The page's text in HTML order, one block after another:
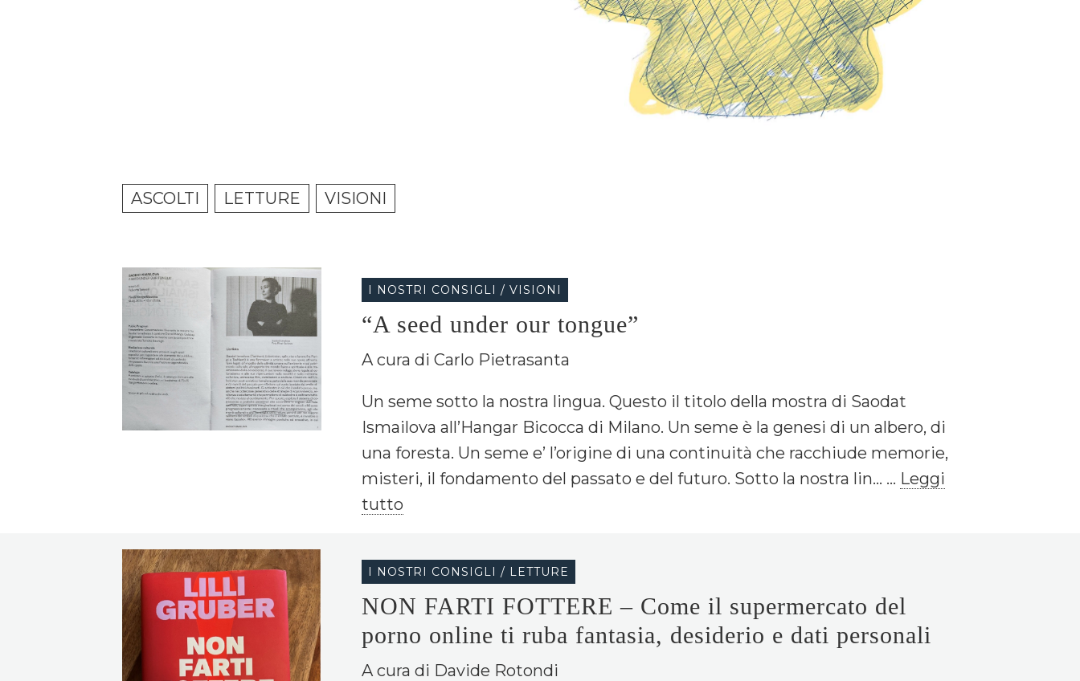
I NOSTRI CONSIGLI / VISIONI
“A seed under our tongue”
A cura di Carlo Pietrasanta
Un seme sotto la nostra lingua. Questo il titolo della mostra di Saodat
Ismailova all’Hangar Bicocca di Milano. Un seme è la genesi di un albero, di
una foresta. Un seme e’ l’origine di una continuità che racchiude memorie,
misteri, il fondamento del passato e del futuro. Sotto la nostra lin... ... Leggi
tutto
I NOSTRI CONSIGLI / LETTURE
NON FARTI FOTTERE – Come il supermercato del
porno online ti ruba fantasia, desiderio e dati personali
A cura di Davide Rotondi